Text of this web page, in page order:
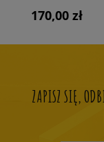
170,00 zł
ZAPISZ SIĘ,